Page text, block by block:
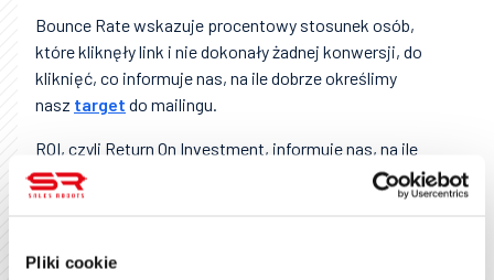
Pliki cookie
Bounce Rate wskazuje procentowy stosunek osób,
które kliknęły link i nie dokonały żadnej konwersji, do
kliknięć, co informuje nas, na ile dobrze określimy
nasz target do mailingu.
ROI, czyli Return On Investment, informuje nas, na ile
opłacalny był mailing, wskazując procentowy
stosunek wartości uzyskanych z mailingu konwersji